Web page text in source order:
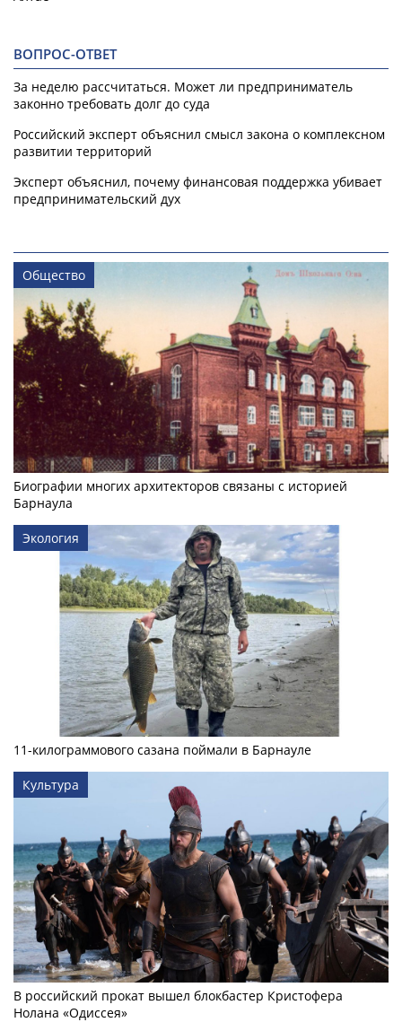
ВОПРОС-ОТВЕТ
За неделю рассчитаться. Может ли предприниматель
законно требовать долг до суда
Российский эксперт объяснил смысл закона о комплексном
развитии территорий
Эксперт объяснил, почему финансовая поддержка убивает
предпринимательский дух
Общество
Биографии многих архитекторов связаны с историей
Барнаула
Экология
11-килограммового сазана поймали в Барнауле
Культура
В российский прокат вышел блокбастер Кристофера
Нолана «Одиссея»